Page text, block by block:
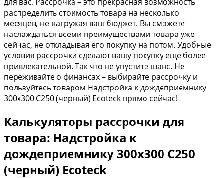
распределить стоимость товара на несколько
месяцев, не нагружая ваш бюджет. Вы сможете
наслаждаться всеми преимуществами товара уже
сейчас, не откладывая его покупку на потом. Удобные
условия рассрочки сделают вашу покупку еще более
привлекательной. Так что не упустите шанс. Не
переживайте о финансах – выбирайте рассрочку и
пользуйтесь товаром Надстройка к дождеприемнику
300х300 С250 (черный) Ecoteck прямо сейчас!
Калькуляторы рассрочки для
товара: Надстройка к
дождеприемнику 300х300 С250
(черный) Ecoteck